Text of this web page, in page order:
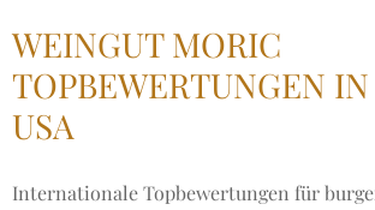
WEINGUT MORIC
TOPBEWERTUNGEN
USA
Internationale Topbewertungen für